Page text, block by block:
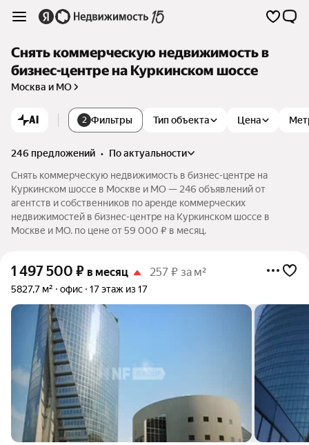
Снять коммерческую недвижимость в
бизнес-центре на Куркинском шоссе
Москва и МО
AI 2 Фильтры Тип объекта Цена
246 предложений •
по актуальности
Снять коммерческую недвижимость в бизнес-центре на
Куркинском шоссе в Москве и МО — 246 объявлений от
агентств и собственников по аренде коммерческих
недвижимостей в бизнес-центре на Куркинском шоссе в
Москве и МО. по цене от 59 000 ₽ в месяц.
1 497 500 ₽ в месяц 257 ₽ за м²
5827,7 м² офис 17 этаж из 17